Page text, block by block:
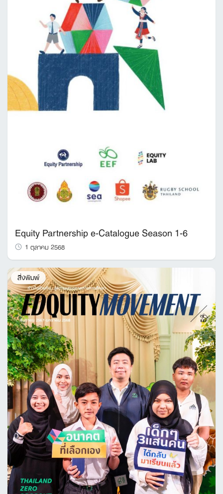
Equity Partnership e-Catalogue Season 1-6
1 ตุลาคม 2568
สิ่งพิมพ์